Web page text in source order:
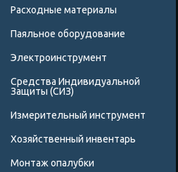
Расходные материалы
Паяльное оборудование
Электроинструмент
Средства Индивидуальной
Защиты (СИЗ)
Измерительный инструмент
Хозяйственный инвентарь
Монтаж опалубки